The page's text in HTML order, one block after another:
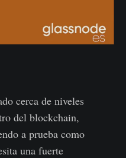
cerca de niveles
del blockchain,
a prueba como
una fuerte